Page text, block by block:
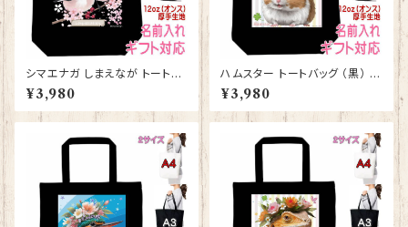
シマエナガ しまえなが トートバ
ッグ （黒） グッズ 雑貨 入学祝
い レッスンバッグ お買い物バッ
グ【型番 B-10011】プレゼント
¥3,980
ハムスター トートバッグ （黒） グ
ッズ 雑貨 入学祝い レッスンバ
ッグ お買い物バッグ【型番 B-10
007】お花の王冠シリーズ
¥3,980